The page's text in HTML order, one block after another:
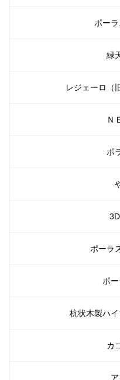
ポー
緑
レジェーロ（
Ｎ
ポ
ポーラ
ポ
杭状木製ハ
カ